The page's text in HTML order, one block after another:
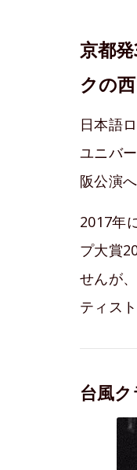
京都
クの西
日本語
ユニバ
阪公演
2017年
プ大賞
せんが
ティス
台風